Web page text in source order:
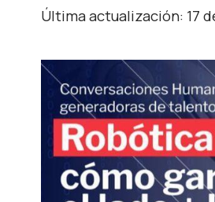
Última actualización: 17